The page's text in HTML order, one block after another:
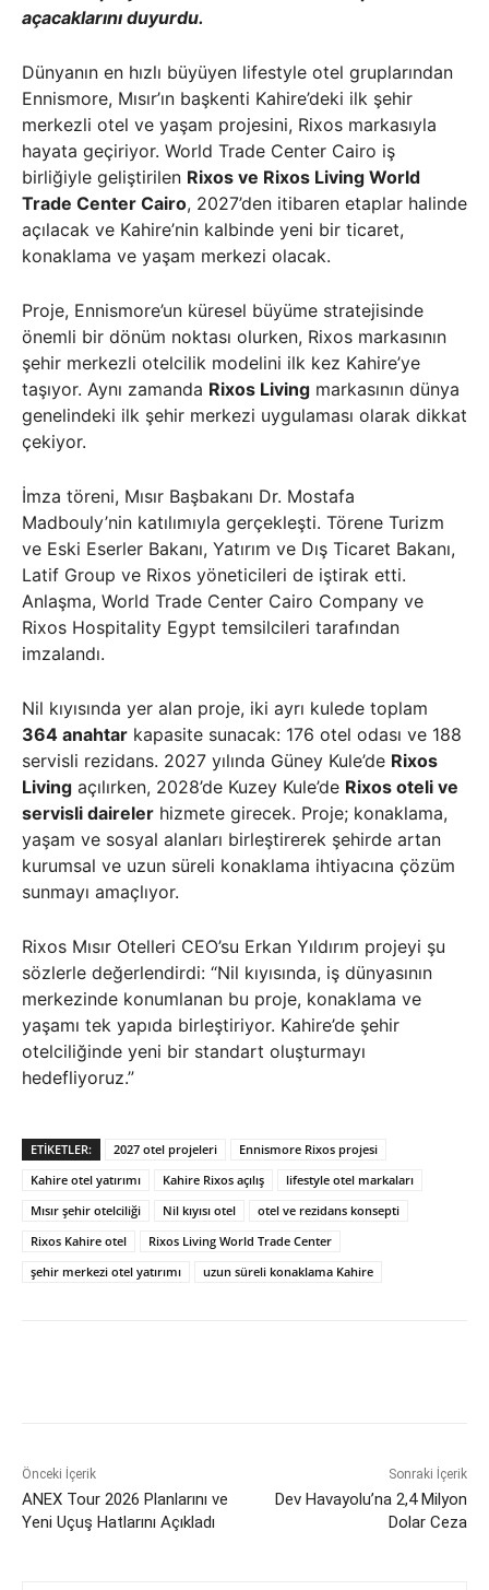
açacaklarını duyurdu.
Dünyanın en hızlı büyüyen lifestyle otel gruplarından
Ennismore, Mısır’ın başkenti Kahire’deki ilk şehir
merkezli otel ve yaşam projesini, Rixos markasıyla
hayata geçiriyor. World Trade Center Cairo iş
birliğiyle geliştirilen Rixos ve Rixos Living World
Trade Center Cairo, 2027’den itibaren etaplar halinde
açılacak ve Kahire’nin kalbinde yeni bir ticaret,
konaklama ve yaşam merkezi olacak.
Proje, Ennismore’un küresel büyüme stratejisinde
önemli bir dönüm noktası olurken, Rixos markasının
şehir merkezli otelcilik modelini ilk kez Kahire’ye
taşıyor. Aynı zamanda Rixos Living markasının dünya
genelindeki ilk şehir merkezi uygulaması olarak dikkat
çekiyor.
İmza töreni, Mısır Başbakanı Dr. Mostafa
Madbouly’nin katılımıyla gerçekleşti. Törene Turizm
ve Eski Eserler Bakanı, Yatırım ve Dış Ticaret Bakanı,
Latif Group ve Rixos yöneticileri de iştirak etti.
Anlaşma, World Trade Center Cairo Company ve
Rixos Hospitality Egypt temsilcileri tarafından
imzalandı.
Nil kıyısında yer alan proje, iki ayrı kulede toplam
364 anahtar kapasite sunacak: 176 otel odası ve 188
servisli rezidans. 2027 yılında Güney Kule’de Rixos
Living açılırken, 2028’de Kuzey Kule’de Rixos oteli ve
servisli daireler hizmete girecek. Proje; konaklama,
yaşam ve sosyal alanları birleştirerek şehirde artan
kurumsal ve uzun süreli konaklama ihtiyacına çözüm
sunmayı amaçlıyor.
Rixos Mısır Otelleri CEO’su Erkan Yıldırım projeyi şu
sözlerle değerlendirdi: “Nil kıyısında, iş dünyasının
merkezinde konumlanan bu proje, konaklama ve
yaşamı tek yapıda birleştiriyor. Kahire’de şehir
otelciliğinde yeni bir standart oluşturmayı
hedefliyoruz.”
ETIKETLER: 2027 otel projeleri
Ennismore Rixos projesi
Kahire otel yatırımı
Kahire Rixos açılış
lifestyle otel markaları
Mısır şehir otelciliği
Nil kıyısı otel
otel ve rezidans konsepti
Rixos Kahire otel
Rixos Living World Trade Center
şehir merkezi otel yatırımı
uzun süreli konaklama Kahire
Önceki İçerik
ANEX Tour 2026 Planlarını ve
Yeni Uçuş Hatlarını Açıkladı
Sonraki İçerik
Dev Havayolu’na 2,4 Milyon
Dolar Ceza